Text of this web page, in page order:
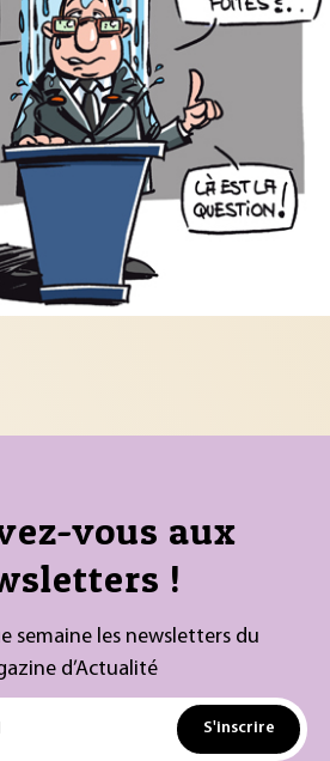
vous aux
!
semaine les newsletters du
d’Actualité
S'inscrire